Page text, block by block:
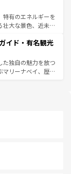
ーヒーなどは、ぜ
てもあたたかい人々
れられない旅にな
マイなどの山岳地
ットやクラビの美し
できる。タイ料理
にも異なる楽しみ
、仏教を中心とし
れる旅人を魅了し続
ンツ一覧を参照して
特有のエネルギーを
大な景色、近未来
スポットが密集し
魅力。息をのむよ
を存分に楽しみ尽く
ンツ一覧を参照して
イド・有名観光
た独自の魅力を放つ
リーナベイ、歴史
外せないスポット